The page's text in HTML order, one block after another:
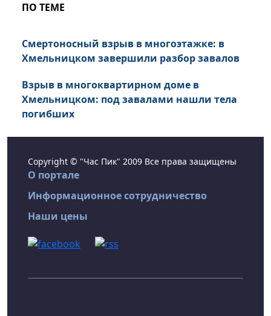
ПО ТЕМЕ
Смертоносный взрыв в многоэтажке: в
Хмельницком завершили разбор завалов
Взрыв в многоквартирном доме в
Хмельницком: под завалами нашли тела
погибших
Copyright © "Час Пик" 2009 Все права защищены
О портале
Информационное сотрудничество
Наши цены